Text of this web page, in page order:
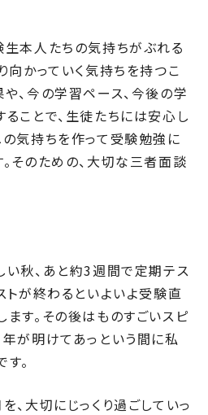
生本人たちの気持ちがぶれる
向かっていく気持ちを持つこ
、今の学習ペース、今後の学
ことで、生徒たちには安心し
気持ちを作って受験勉強に
そのための、大切な三者面談
い秋、あと約3週間で定期テス
トが終わるといよいよ受験直
す。その後はものすごいスピ
が明けてあっという間に私
。
、大切にじっくり過ごしていっ